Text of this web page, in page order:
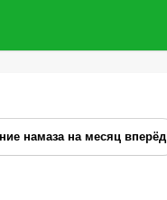
намаза на месяц вперёд